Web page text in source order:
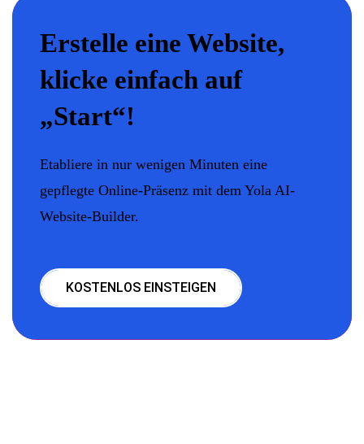
Erstelle eine Website,
klicke einfach auf
„Start“!
Etabliere in nur wenigen Minuten eine
gepflegte Online-Präsenz mit dem Yola AI-
Website-Builder.
KOSTENLOS EINSTEIGEN